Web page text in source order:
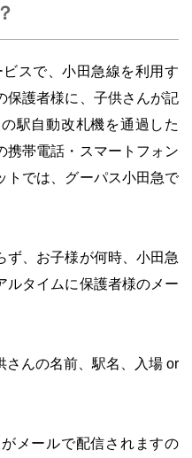
スで、小田急線を利用す
保護者様に、子供さんが記
駅自動改札機を通過した
携帯電話・スマートフォン
トでは、グーパス小田急で
ず、お子様が何時、小田急
ルタイムに保護者様のメー
さんの名前、駅名、入場 or
メールで配信されますの